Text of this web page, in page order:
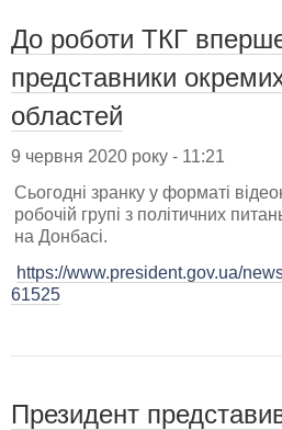
До роботи ТКГ вперше
представники
областей
9 червня 2020 року - 11:21
Сьогодні зранку у форматі
робочій групі з політичних
на Донбасі.
https://www.president.gov.ua/
61525
Президент